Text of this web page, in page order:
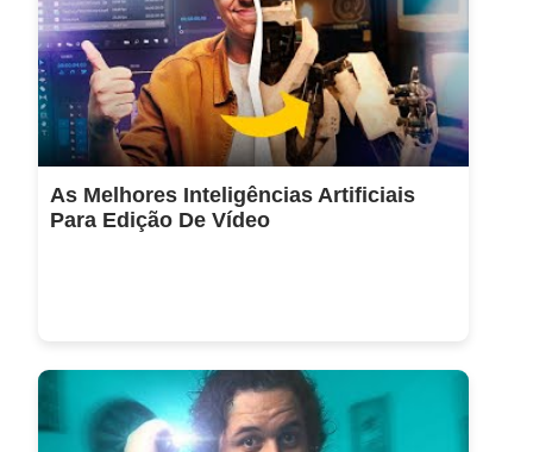
As Melhores Inteligências Artificiais
Para Edição De Vídeo